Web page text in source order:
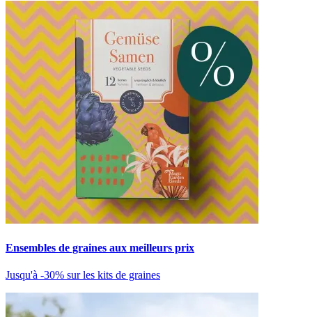
Ensembles de graines aux meilleurs prix
Jusqu'à -30% sur les kits de graines